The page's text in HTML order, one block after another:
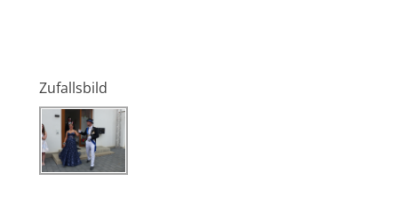
Zufallsbild